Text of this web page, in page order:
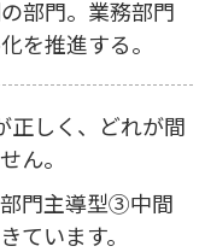
部門。業務部門
を推進する。
正しく、どれが間
ん。
門主導型③中間
ています。